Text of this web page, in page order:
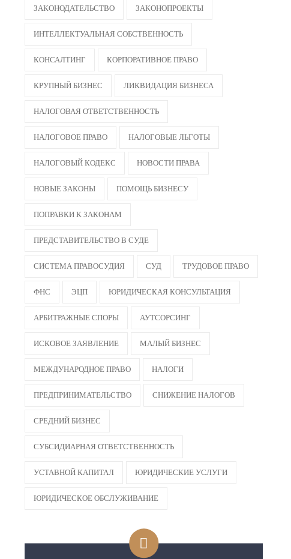
ЗАКОНОДАТЕЛЬСТВО ЗАКОНОПРОЕКТЫ
ИНТЕЛЛЕКТУАЛЬНАЯ СОБСТВЕННОСТЬ
КОНСАЛТИНГ КОРПОРАТИВНОЕ ПРАВО
КРУПНЫЙ БИЗНЕС ЛИКВИДАЦИЯ БИЗНЕСА
НАЛОГОВАЯ ОТВЕТСТВЕННОСТЬ
НАЛОГОВОЕ ПРАВО НАЛОГОВЫЕ ЛЬГОТЫ
НАЛОГОВЫЙ КОДЕКС НОВОСТИ ПРАВА
НОВЫЕ ЗАКОНЫ ПОМОЩЬ БИЗНЕСУ
ПОПРАВКИ К ЗАКОНАМ
ПРЕДСТАВИТЕЛЬСТВО В СУДЕ
СИСТЕМА ПРАВОСУДИЯ СУД ТРУДОВОЕ ПРАВО
ФНС ЭЦП ЮРИДИЧЕСКАЯ КОНСУЛЬТАЦИЯ
АРБИТРАЖНЫЕ СПОРЫ АУТСОРСИНГ
ИСКОВОЕ ЗАЯВЛЕНИЕ МАЛЫЙ БИЗНЕС
МЕЖДУНАРОДНОЕ ПРАВО НАЛОГИ
ПРЕДПРИНИМАТЕЛЬСТВО СНИЖЕНИЕ НАЛОГОВ
СРЕДНИЙ БИЗНЕС
СУБСИДИАРНАЯ ОТВЕТСТВЕННОСТЬ
УСТАВНОЙ КАПИТАЛ ЮРИДИЧЕСКИЕ УСЛУГИ
ЮРИДИЧЕСКОЕ ОБСЛУЖИВАНИЕ